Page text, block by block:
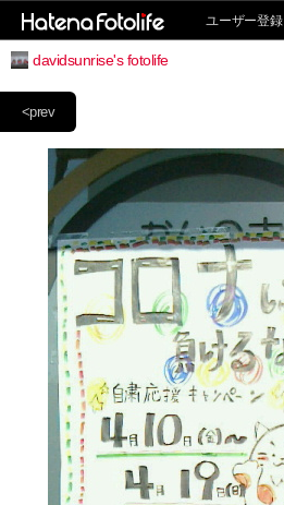
ユーザー登録
davidsunrise's fotolife
<prev